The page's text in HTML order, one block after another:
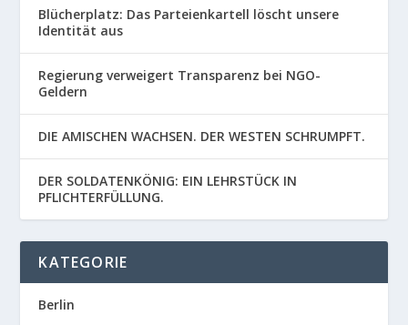
Blücherplatz: Das Parteienkartell löscht unsere
Identität aus
Regierung verweigert Transparenz bei NGO-
Geldern
DIE AMISCHEN WACHSEN. DER WESTEN SCHRUMPFT.
DER SOLDATENKÖNIG: EIN LEHRSTÜCK IN
PFLICHTERFÜLLUNG.
KATEGORIE
Berlin